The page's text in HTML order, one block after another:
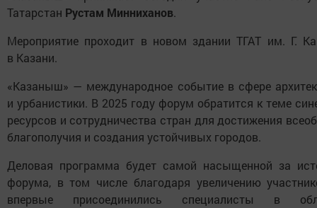
Татарстан Рустам Минниханов.
Мероприятие проходит в новом здании ТГАТ им. Г.
в Казани.
«Казаныш» — международное событие в сфере
и урбанистики. В 2025 году форум обратится к теме
ресурсов и сотрудничества стран для достижения
благополучия и создания устойчивых городов.
Деловая программа будет самой насыщенной за
форума, в том числе благодаря увеличению
впервые присоединились специалисты в